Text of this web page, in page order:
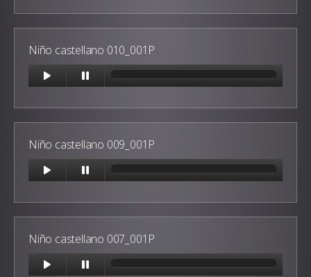
Niño castellano 010_001P
Niño castellano 009_001P
Niño castellano 007_001P